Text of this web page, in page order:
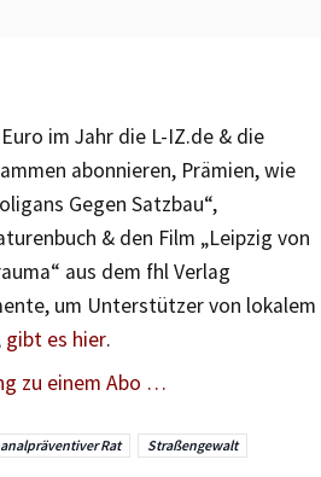
im Jahr die L-IZ.de & die
abonnieren, Prämien, wie
Gegen Satzbau“,
& den Film „Leipzig von
aus dem fhl Verlag
um Unterstützer von lokalem
gibt es hier.
zu einem Abo …
Rat Straßengewalt